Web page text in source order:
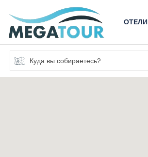
ОТЕЛИ